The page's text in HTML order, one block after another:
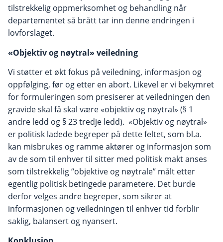
tilstrekkelig oppmerksomhet og behandling når
departementet så brått tar inn denne endringen i
lovforslaget.
«Objektiv og nøytral» veiledning
Vi støtter et økt fokus på veiledning, informasjon og
oppfølging, før og etter en abort. Likevel er vi bekymret
for formuleringen som presiserer at veiledningen den
gravide skal få skal være «objektiv og nøytral» (§ 1
andre ledd og § 23 tredje ledd). «Objektiv og nøytral»
er politisk ladede begreper på dette feltet, som bl.a.
kan misbrukes og ramme aktører og informasjon som
av de som til enhver til sitter med politisk makt anses
som tilstrekkelig “objektive og nøytrale” målt etter
egentlig politisk betingede parametere. Det burde
derfor velges andre begreper, som sikrer at
informasjonen og veiledningen til enhver tid forblir
saklig, balansert og nyansert.